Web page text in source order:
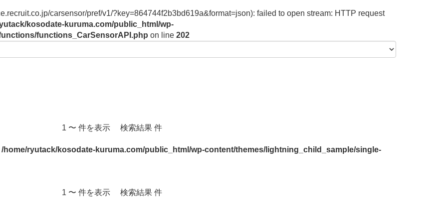
carsensor/pref/v1/?key=864744f2b3bd619a&format=json): failed to open stream: HTTP request
kosodate-kuruma.com/public_html/wp-
functions_CarSensorAPI.php on line 202
1 〜 件を表示 検索結果 件
/home/ryutack/kosodate-kuruma.com/public_html/wp-content/themes/lightning_child_sample/single-
1 〜 件を表示 検索結果 件